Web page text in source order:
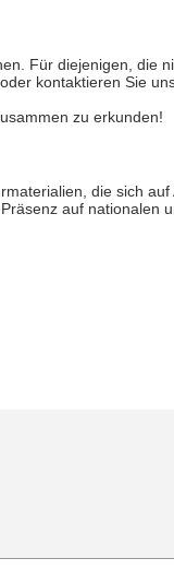
Für diejenigen, die
kontaktieren Sie
zu erkunden!
die sich
auf nationalen